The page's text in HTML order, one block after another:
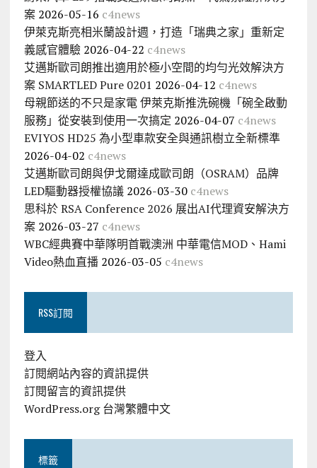
案 2026-05-16 c4news
伊萊克斯亮相米蘭設計週，打造「瑞典之家」重新定
義感官體驗 2026-04-22 c4news
艾邁斯歐司朗推出適用於極小空間的均勻光效解決方
案 SMARTLED Pure 0201 2026-04-12 c4news
母親節送的不只是家電 伊萊克斯推洗碗機「碗全啟動
服務」從安裝到使用一次搞定 2026-04-07 c4news
EVIYOS HD25 為小型車款安全與通訊樹立全新標準
2026-04-02 c4news
艾邁斯歐司朗與伊戈爾達成歐司朗（OSRAM）品牌
LED驅動器授權協議 2026-03-30 c4news
思科於 RSA Conference 2026 展出AI代理資安解決方
案 2026-03-27 c4news
WBC經典賽中華隊明首戰澳洲 中華電信MOD、Hami
Video熱血直播 2026-03-05 c4news
RSS訂閱
登入
訂閱網站內容的資訊提供
訂閱留言的資訊提供
WordPress.org 台灣繁體中文
標籤